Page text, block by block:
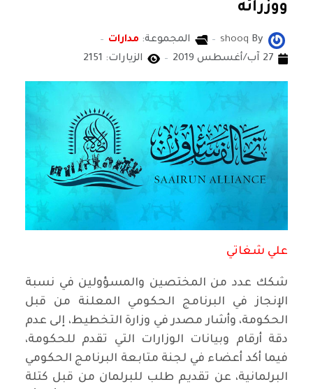
ووزرائه
By
shooq المجموعة: مدارات
27 آب/أغسطس 2019
الزيارات: 2151
علي شغاتي
شكك عدد من المختصين والمسؤولين في نسبة
الإنجاز في البرنامج الحكومي المعلنة من قبل
الحكومة، وأشار مصدر في وزارة التخطيط، إلى عدم
دقة أرقام وبيانات الوزارات التي تقدم للحكومة،
فيما أكد أعضاء في لجنة متابعة البرنامج الحكومي
البرلمانية، عن تقديم طلب للبرلمان من قبل كتلة